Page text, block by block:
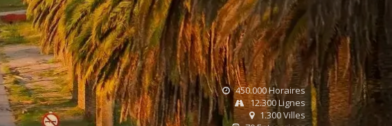
ómnibus
450.000 Horaires
12.300 Lignes
1.300 Villes